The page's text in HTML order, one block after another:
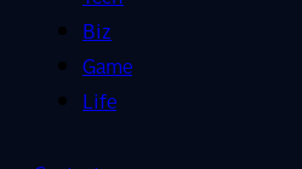
Biz
Game
Life